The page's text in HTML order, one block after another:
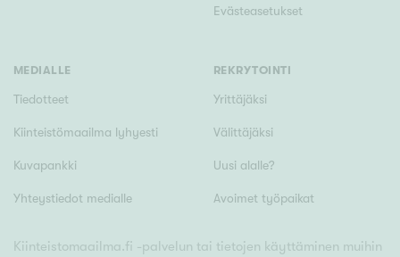
Evästeasetukset
MEDIALLE
Tiedotteet
Kiinteistömaailma lyhyesti
Kuvapankki
Yhteystiedot medialle
REKRYTOINTI
Yrittäjäksi
Välittäjäksi
Uusi alalle?
Avoimet työpaikat
Kiinteistomaailma.fi -palvelun tai tietojen käyttäminen muihin